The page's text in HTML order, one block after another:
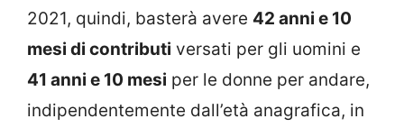
2021, quindi, basterà avere 42 anni e 10
mesi di contributi versati per gli uomini e
41 anni e 10 mesi per le donne per andare,
indipendentemente dall’età anagrafica, in